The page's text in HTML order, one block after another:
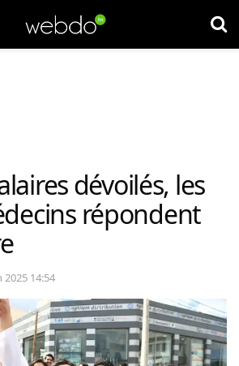
dévoilés, les
répondent
14:54